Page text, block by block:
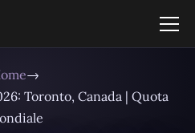
→
Toronto, Canada | Quota